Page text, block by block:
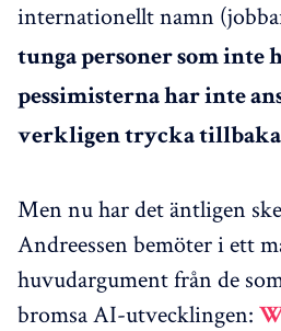
internationellt namn
tunga personer som inte
pessimisterna har inte
verkligen trycka tillbaka
Men nu har det äntligen
Andreessen bemöter i ett
huvudargument från de
bromsa AI-utvecklingen: